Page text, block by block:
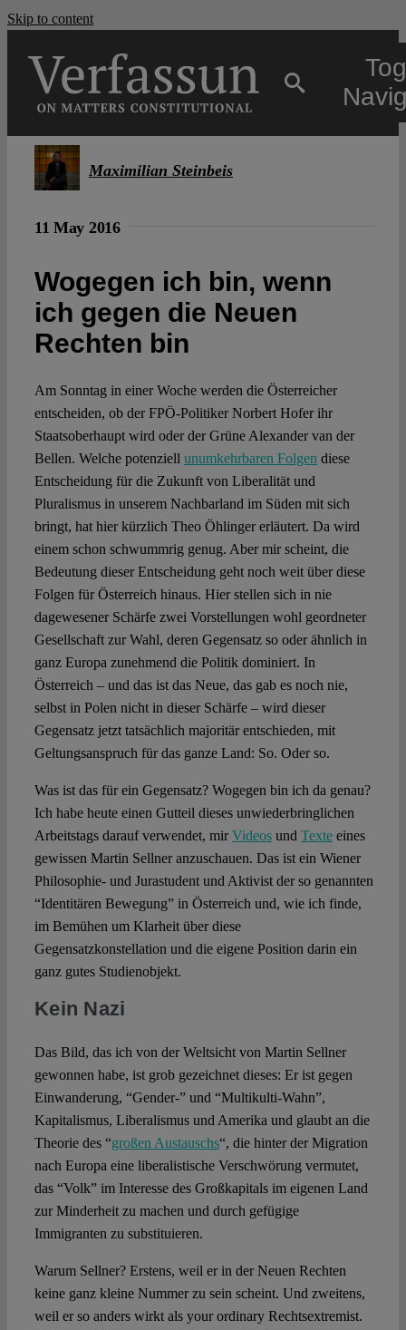
Skip to content
Projects
Authors
Spotlight
Maximilian Steinbeis
11 May 2016
Wogegen ich bin, wenn
ich gegen die Neuen
Rechten bin
Am Sonntag in einer Woche werden die Österreicher
entscheiden, ob der FPÖ-Politiker Norbert Hofer ihr
Staatsoberhaupt wird oder der Grüne Alexander van der
Bellen. Welche potenziell unumkehrbaren Folgen diese
Entscheidung für die Zukunft von Liberalität und
Pluralismus in unserem Nachbarland im Süden mit sich
bringt, hat hier kürzlich Theo Öhlinger erläutert. Da wird
einem schon schwummrig genug. Aber mir scheint, die
Bedeutung dieser Entscheidung geht noch weit über diese
Folgen für Österreich hinaus. Hier stellen sich in nie
dagewesener Schärfe zwei Vorstellungen wohl geordneter
Gesellschaft zur Wahl, deren Gegensatz so oder ähnlich in
ganz Europa zunehmend die Politik dominiert. In
Österreich – und das ist das Neue, das gab es noch nie,
selbst in Polen nicht in dieser Schärfe – wird dieser
Gegensatz jetzt tatsächlich majoritär entschieden, mit
Geltungsanspruch für das ganze Land: So. Oder so.
Was ist das für ein Gegensatz? Wogegen bin ich da genau?
Ich habe heute einen Gutteil dieses unwiederbringlichen
Arbeitstags darauf verwendet, mirVideosund Texteeines
gewissen Martin Sellner anzuschauen. Das ist ein Wiener
Philosophie- und Jurastudent und Aktivist der so genannten
“Identitären Bewegung” in Österreich und, wie ich finde,
im Bemühen um Klarheit über diese
Gegensatzkonstellation und die eigene Position darin ein
ganz gutes Studienobjekt.
Kein Nazi
Das Bild, das ich von der Weltsicht von Martin Sellner
gewonnen habe, ist grob gezeichnet dieses: Er ist gegen
Einwanderung, “Gender-” und “Multikulti-Wahn”,
Kapitalismus, Liberalismus und Amerika und glaubt an die
Theorie des “großen Austauschs“, die hinter der Migration
nach Europa eine liberalistische Verschwörung vermutet,
das “Volk” im Interesse des Großkapitals im eigenen Land
zur Minderheit zu machen und durch gefügige
Immigranten zu substituieren.
Warum Sellner? Erstens, weil er in der Neuen Rechten
keine ganz kleine Nummer zu sein scheint. Und zweitens,
weil er so anders wirkt als your ordinary Rechtsextremist.